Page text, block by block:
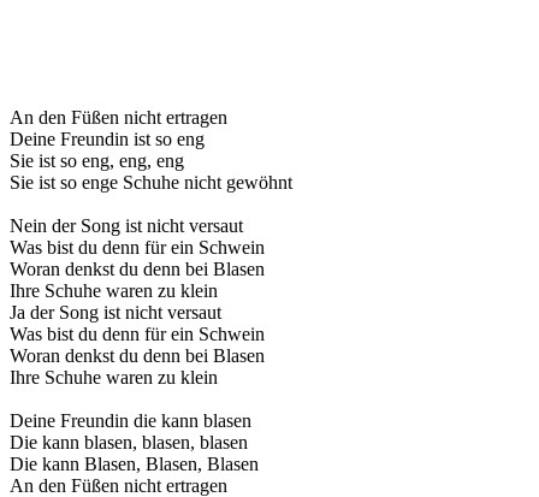
An den Füßen nicht ertragen
Deine Freundin ist so eng
Sie ist so eng, eng, eng
Sie ist so enge Schuhe nicht gewöhnt
Nein der Song ist nicht versaut
Was bist du denn für ein Schwein
Woran denkst du denn bei Blasen
Ihre Schuhe waren zu klein
Ja der Song ist nicht versaut
Was bist du denn für ein Schwein
Woran denkst du denn bei Blasen
Ihre Schuhe waren zu klein
Deine Freundin die kann blasen
Die kann blasen, blasen, blasen
Die kann Blasen, Blasen, Blasen
An den Füßen nicht ertragen